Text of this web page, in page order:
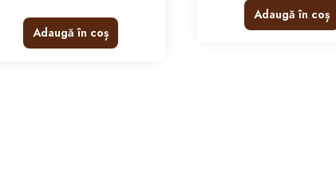
Adaugă în coș
Adaugă în coș